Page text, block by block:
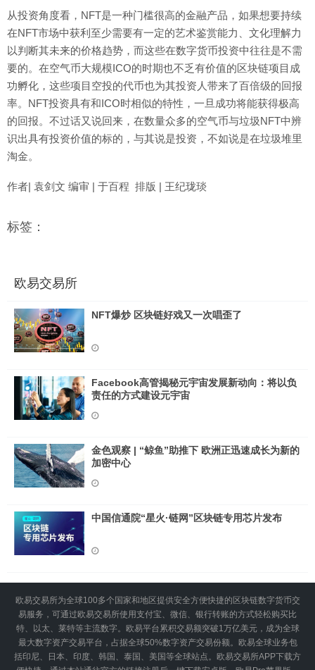
从投资角度看，NFT是一种门槛很高的金融产品，如果想要持续
在NFT市场中获利至少需要有一定的艺术鉴赏能力、文化理解力
以判断其未来的价格趋势，而这些在数字货币投资中往往是不需
要的。在空气币大规模ICO的时期也不乏有价值的区块链项目成
功孵化，这些项目空投的代币也为其投资人带来了百倍级的回报
率。NFT投资具有和ICO时相似的特性，一旦成功将能获得极高
的回报。不过话又说回来，在数量众多的空气币与垃圾NFT中辨
识出具有投资价值的标的，与其说是投资，不如说是在垃圾堆里
淘金。
作者| 袁剑文 编审 | 于百程 排版 | 王纪珑琰
标签：
欧易交易所
NFT爆炒 区块链好戏又一次唱歪了
Facebook高管揭秘元宇宙发展新动向：将以负
责任的方式建设元宇宙
金色观察 | “鲸鱼”助推下 欧洲正迅速成长为新的
加密中心
中国信通院“星火·链网”区块链专用芯片发布
欧易交易所为全球100多个国家和地区提供安全方便快捷的区块链数字货币交
易服务，可通过欧易交易所使用支付宝、微信、银行转账的方式轻松购买比
特、以太、莱特等主流数字。欧易平台累积交易额突破1万亿美元，成为全球
最大数字资产交易平台，占据全球50%数字资产交易份额。欧易全球业务包
括印尼、日本、印度、韩国、泰国、美国等全球站点。欧易交易所APP下载方